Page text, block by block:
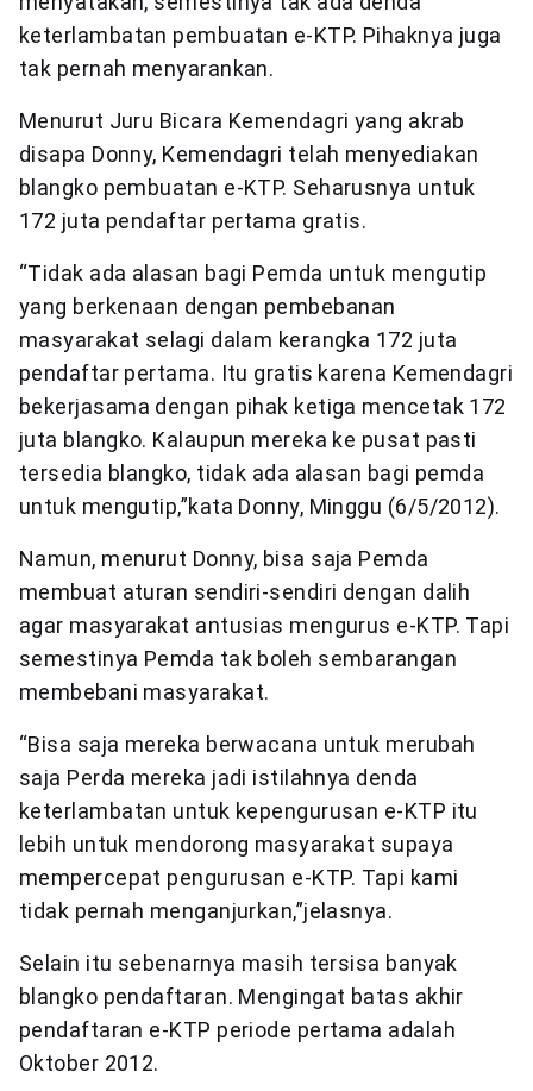
keterlambatan pembuatan e-KTP. Pihaknya juga
tak pernah menyarankan.
Menurut Juru Bicara Kemendagri yang akrab
disapa Donny, Kemendagri telah menyediakan
blangko pembuatan e-KTP. Seharusnya untuk
172 juta pendaftar pertama gratis.
“Tidak ada alasan bagi Pemda untuk mengutip
yang berkenaan dengan pembebanan
masyarakat selagi dalam kerangka 172 juta
pendaftar pertama. Itu gratis karena Kemendagri
bekerjasama dengan pihak ketiga mencetak 172
juta blangko. Kalaupun mereka ke pusat pasti
tersedia blangko, tidak ada alasan bagi pemda
untuk mengutip,”kata Donny, Minggu (6/5/2012).
Namun, menurut Donny, bisa saja Pemda
membuat aturan sendiri-sendiri dengan dalih
agar masyarakat antusias mengurus e-KTP. Tapi
semestinya Pemda tak boleh sembarangan
membebani masyarakat.
“Bisa saja mereka berwacana untuk merubah
saja Perda mereka jadi istilahnya denda
keterlambatan untuk kepengurusan e-KTP itu
lebih untuk mendorong masyarakat supaya
mempercepat pengurusan e-KTP. Tapi kami
tidak pernah menganjurkan,”jelasnya.
Selain itu sebenarnya masih tersisa banyak
blangko pendaftaran. Mengingat batas akhir
pendaftaran e-KTP periode pertama adalah
Oktober 2012.